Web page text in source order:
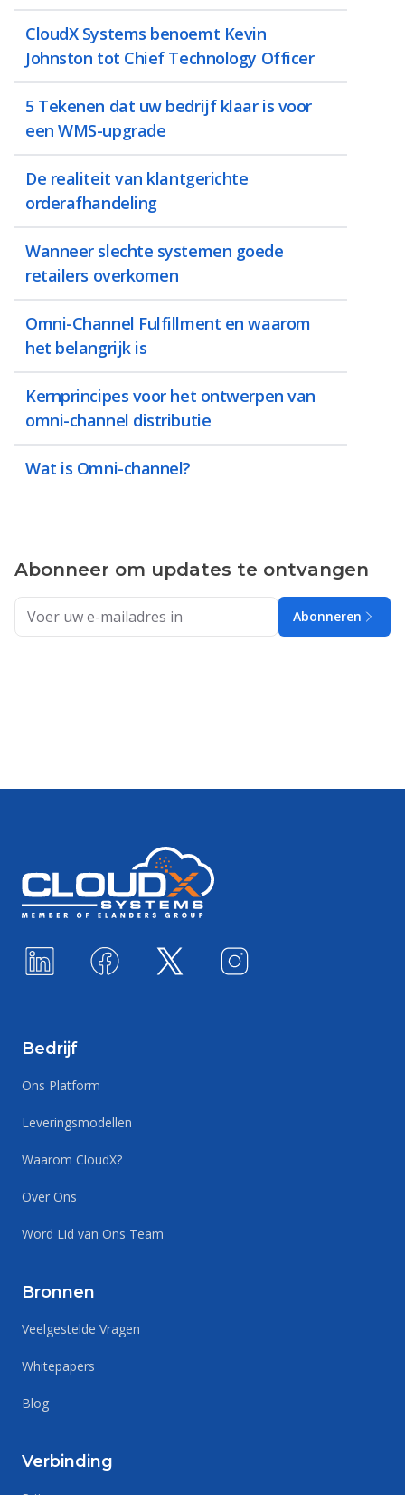
CloudX Systems benoemt Kevin
Johnston tot Chief Technology Officer
5 Tekenen dat uw bedrijf klaar is voor
een WMS-upgrade
De realiteit van klantgerichte
orderafhandeling
Wanneer slechte systemen goede
retailers overkomen
Omni-Channel Fulfillment en waarom
het belangrijk is
Kernprincipes voor het ontwerpen van
omni-channel distributie
Wat is Omni-channel?
Abonneer om updates te ontvangen
Abonneren
Bedrijf
Ons Platform
Leveringsmodellen
Waarom CloudX?
Over Ons
Word Lid van Ons Team
Bronnen
Veelgestelde Vragen
Whitepapers
Blog
Verbinding